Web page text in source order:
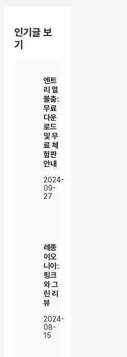
인기글 보
기
엔트
리 얼
불춤:
무료
다운
로드
및 무
료 체
험판
안내
2024-
09-
27
레종
이오
니아:
핑크
와 그
린 리
뷰
2024-
08-
15